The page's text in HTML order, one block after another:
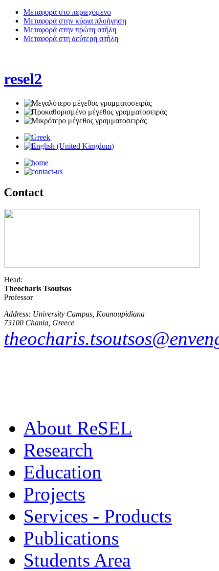
Μεταφορά στο περιεχόμενο
Μεταφορά στην κύρια πλοήγηση
Μεταφορά στην πρώτη στήλη
Μεταφορά στη δεύτερη στήλη
resel2
Contact
Head:
Theocharis Tsoutsos
Professor
Address: University Campus, Kounoupidiana
73100 Chania, Greece
Αbout ReSEL
Research
Education
Projects
Services - Products
Publications
Students Area